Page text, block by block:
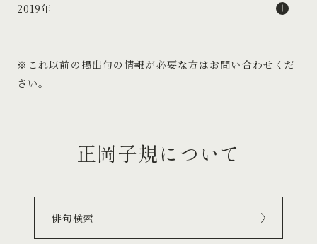
2019年
※これ以前の掲出句の情報が必要な方はお問い合わせくだ
さい。
正岡子規について
俳句検索